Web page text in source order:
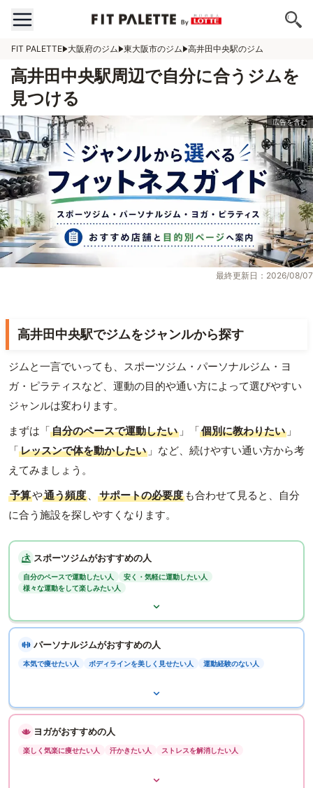
FIT PALETTE 大阪府のジム 東大阪市のジム 高井田中央駅のジム
高井田中央駅周辺で自分に合うジムを
見つける
最終更新日：2026/08/07
高井田中央駅でジムをジャンルから探す
ジムと一言でいっても、スポーツジム・パーソナルジム・ヨ
ガ・ピラティスなど、運動の目的や通い方によって選びやすい
ジャンルは変わります。
まずは「自分のペースで運動したい 」「個別に教わりたい 」
「レッスンで体を動かしたい 」など、続けやすい通い方から考
えてみましょう。
予算や通う頻度 、 サポートの必要度 も合わせて見ると、自分
に合う施設を探しやすくなります。
スポーツジムがおすすめの人
自分のペースで運動したい人
安く・気軽に運動したい人
様々な運動をして楽しみたい人
パーソナルジムがおすすめの人
本気で痩せたい人 ボディラインを美しく見せたい人 運動経験のない人
ヨガがおすすめの人
楽しく気楽に痩せたい人 汗かきたい人 ストレスを解消したい人